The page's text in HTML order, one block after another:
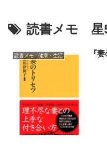
読書メモ 星
読書メモ - 健康・生活 『